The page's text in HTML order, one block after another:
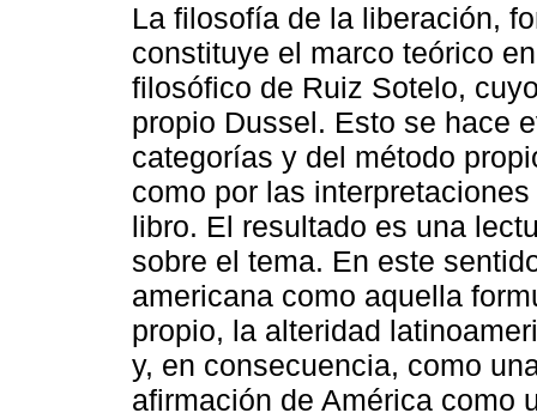
La filosofía de la liberación,
constituye el marco teórico
filosófico de Ruiz Sotelo,
propio Dussel. Esto se hace
categorías y del método
como por las
libro. El resultado es una
sobre el tema. En este
americana como aquella
propio, la alteridad
y, en consecuencia, como
afirmación de América como